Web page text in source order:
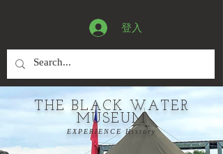
登入
THE BLACK WATER
MUSEUM
EXPERIENCE History